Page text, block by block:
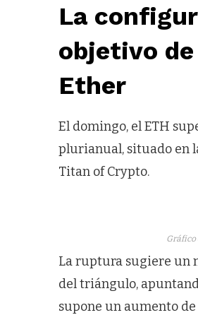
La
objetivo
Ether
El domingo, el ETH
plurianual, situado en
Titan of Crypto.
Gráfico
La ruptura sugiere un
del triángulo,
supone un aumento